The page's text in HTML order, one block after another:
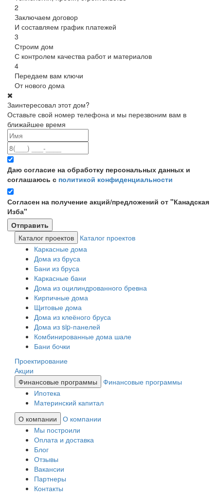
2
Заключаем договор
И составляем график платежей
3
Строим дом
С контролем качества работ и материалов
4
Передаем вам ключи
От нового дома
Заинтересовал этот дом?
Оставьте свой номер телефона и мы перезвоним вам в
ближайшее время
Даю согласие на обработку персональных данных и
соглашаюсь с политикой конфиденциальности
Согласен на получение акций/предложений от "Канадская
Изба"
Каталог проектов
Каталог проектов
Каркасные дома
Дома из бруса
Бани из бруса
Каркасные бани
Дома из оцилиндрованного бревна
Кирпичные дома
Щитовые дома
Дома из клеёного бруса
Дома из sip-панелей
Комбинированные дома шале
Бани бочки
Проектирование
Акции
Финансовые программы
Финансовые программы
Ипотека
Материнский капитал
О компании
О компании
Мы построили
Оплата и доставка
Блог
Отзывы
Вакансии
Партнеры
Контакты